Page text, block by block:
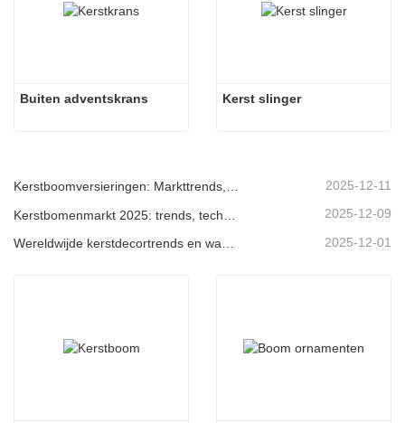
Buiten adventskrans Kerst slinger
Kerstboomversieringen: Markttrends, inzichten in de toeleveringsketen en inkoopgids 2025 2025-12-11
2025-12-09
2025-12-01